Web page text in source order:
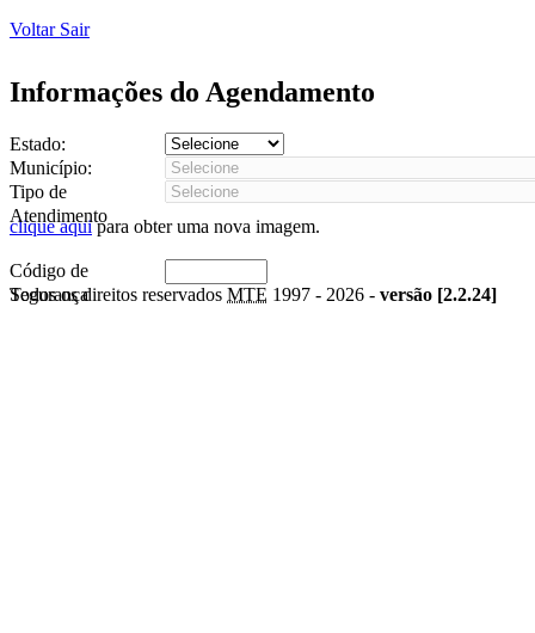
Voltar Sair
Informações do Agendamento
Estado:
Município:
Tipo de
Atendimento
clique aquipara obter uma nova imagem.
Código de
Segurança
Todos os direitos reservados MTE 1997 - 2026 - versão [2.2.24]